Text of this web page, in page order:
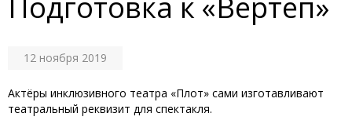
12 ноября 2019
Актёры инклюзивного театра «Плот» сами изготавливают
театральный реквизит для спектакля.